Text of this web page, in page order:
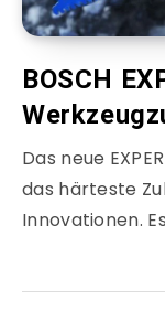
BOSCH
Das neue
das härteste
Innovationen.